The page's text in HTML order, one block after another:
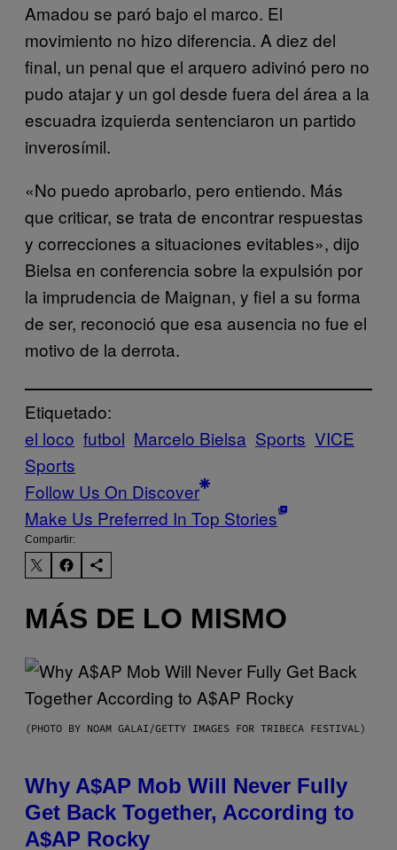
Amadou se paró bajo el marco. El
movimiento no hizo diferencia. A diez del
final, un penal que el arquero adivinó pero no
pudo atajar y un gol desde fuera del área a la
escuadra izquierda sentenciaron un partido
inverosímil.
«No puedo aprobarlo, pero entiendo. Más
que criticar, se trata de encontrar respuestas
y correcciones a situaciones evitables», dijo
Bielsa en conferencia sobre la expulsión por
la imprudencia de Maignan, y fiel a su forma
de ser, reconoció que esa ausencia no fue el
motivo de la derrota.
Etiquetado:
el loco futbol Marcelo Bielsa Sports VICE
Sports
Follow Us On Discover
Make Us Preferred In Top Stories
Compartir:
MÁS DE LO MISMO
(PHOTO BY NOAM GALAI/GETTY IMAGES FOR TRIBECA FESTIVAL)
Why A$AP Mob Will Never Fully
Get Back Together, According to
A$AP Rocky